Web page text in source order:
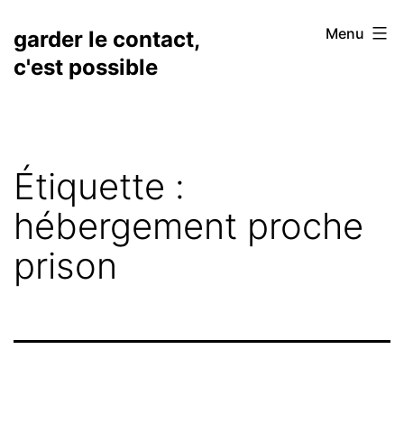
au
contenu
garder le contact,
c'est possible
Menu
Étiquette :
hébergement proche
prison